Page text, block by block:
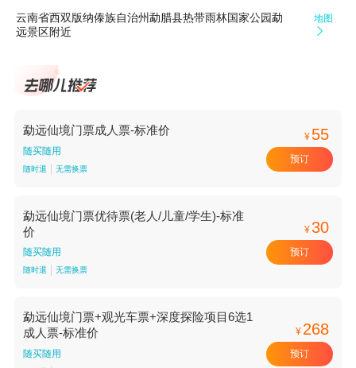
云南省西双版纳傣族自治州勐腊县热带雨林国家公园勐
远景区附近
地图

勐远仙境门票成人票-标准价
随买随用
随时退 无需换票
¥ 55
预订
勐远仙境门票优待票(老人/儿童/学生)-标准
价
随买随用
随时退 无需换票
¥30
预订
勐远仙境门票+观光车票+深度探险项目6选1
成人票-标准价
随买随用
¥ 268
预订